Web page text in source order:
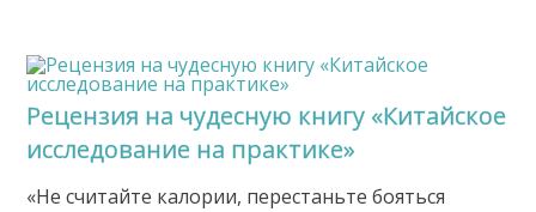
Рецензия на чудесную книгу «Китайское
исследование на практике»
«Не считайте калории, перестаньте бояться